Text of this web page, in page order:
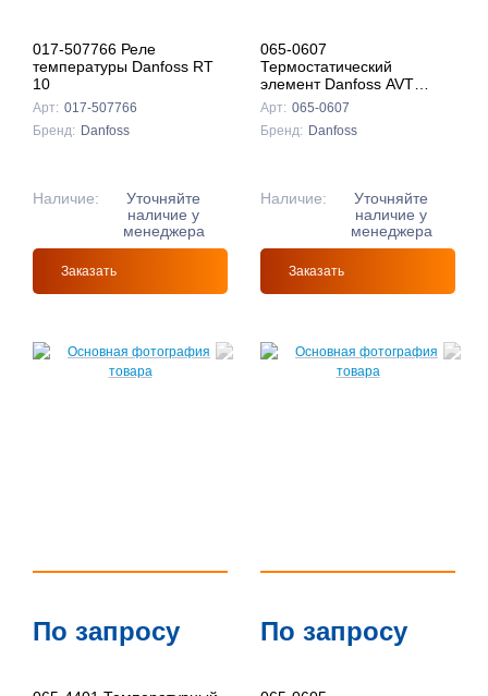
017-507766 Реле
температуры Danfoss RT
10
Арт: 017-507766
Бренд: Danfoss
Наличие:
Уточняйте
наличие у
менеджера
Заказать
065-0607
Термостатический
элемент Danfoss AVT
85,,,125С
Арт: 065-0607
Бренд: Danfoss
Наличие:
Уточняйте
наличие у
менеджера
Заказать
По запросу По запросу